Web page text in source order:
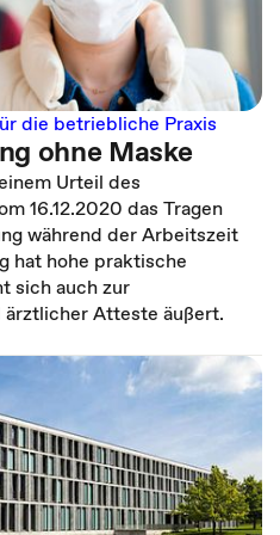
die betriebliche Praxis
ohne Maske
Urteil des
16.12.2020 das Tragen
während der Arbeitszeit
hat hohe praktische
sich auch zur
Atteste äußert.